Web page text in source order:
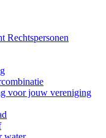
Rechtspersonen
voor jouw vereniging